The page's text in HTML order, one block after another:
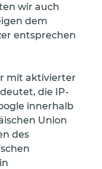
wir auch
dem
entsprechen
mit aktivierter
die IP-
innerhalb
Union
des